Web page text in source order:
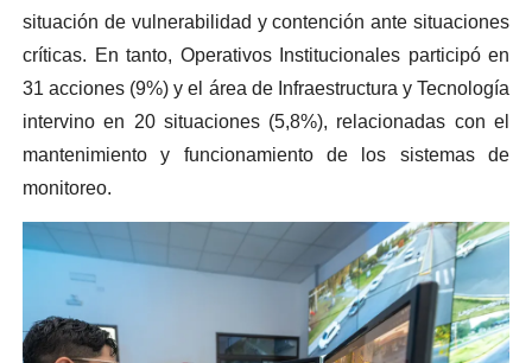
situación de vulnerabilidad y contención ante situaciones
críticas. En tanto, Operativos Institucionales participó en
31 acciones (9%) y el área de Infraestructura y Tecnología
intervino en 20 situaciones (5,8%), relacionadas con el
mantenimiento y funcionamiento de los sistemas de
monitoreo.